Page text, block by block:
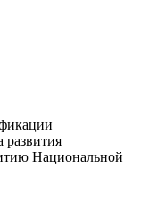
развития
Национальной